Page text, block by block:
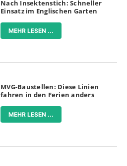
Nach Insektenstich: Schneller
Einsatz im Englischen Garten
MEHR LESEN ...
MVG-Baustellen: Diese Linien
fahren in den Ferien anders
MEHR LESEN ...